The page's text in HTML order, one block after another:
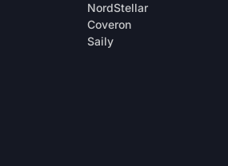
NordStellar
Coveron
Saily